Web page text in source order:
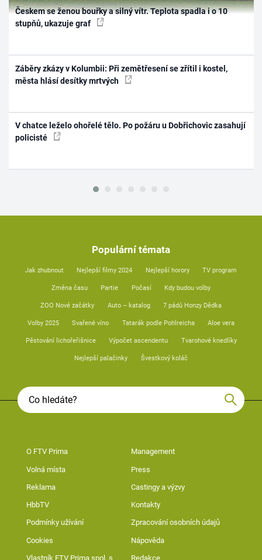
Českem se ženou bouřky a silný vítr. Teplota spadla i o 10
stupňů, ukazuje graf
Záběry zkázy v Kolumbii: Při zemětřesení se zřítil i kostel,
města hlásí desítky mrtvých
V chatce leželo ohořelé tělo. Po požáru u Dobřichovic zasahují
policisté
Populární témata
Jak zhubnout Nejlepší filmy 2024 Nejlepší horory TV program
Změna času Partie Počasí Kdy budou volby
ZOO Nové začátky Auto – katalog 7 pádů Honzy Dědka
Volby 2025 Svařené víno Tatarák podle Pohlreicha Aloe vera
Pěstování lichořeřišnice Výpočet ascendentu Tvarohové knedlíky
Nejlepší palačinky Švestkový koláč
O FTV Prima Management
Volná místa Press
Reklama Castingy a výzvy
HbbTV Kontakty
Podmínky užívání Zpracování osobních údajů
Cookies Nápověda
Vlastník FTV Prima spol. s Redakce